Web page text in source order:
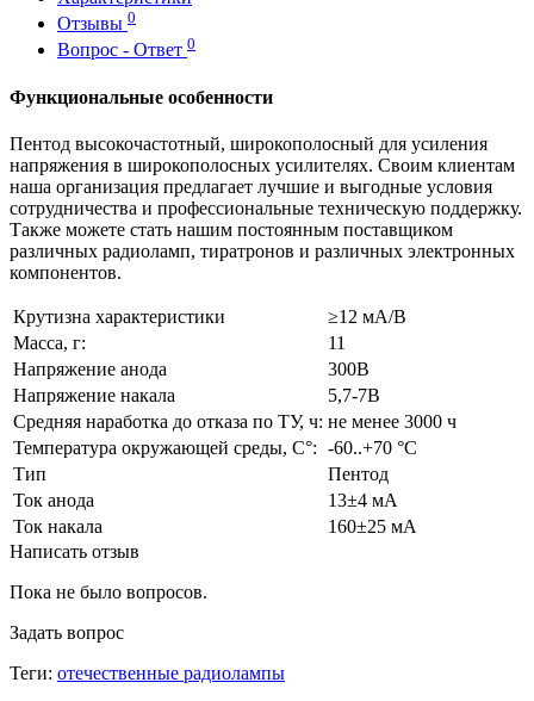
Отзывы 0
Вопрос - Ответ 0
Функциональные особенности
Пентод высокочастотный, широкополосный для усиления
напряжения в широкополосных усилителях. Своим клиентам
наша организация предлагает лучшие и выгодные условия
сотрудничества и профессиональные техническую поддержку.
Также можете стать нашим постоянным поставщиком
различных радиоламп, тиратронов и различных электронных
компонентов.
Крутизна характеристики
≥12 мА/В
Масса, г:
11
Напряжение анода
300В
Напряжение накала
5,7-7В
Средняя наработка до отказа по ТУ, ч: не менее 3000 ч
Температура окружающей среды, С°: -60..+70 °С
Тип
Пентод
Ток анода
13±4 мА
Ток накала
160±25 мА
Написать отзыв
Пока не было вопросов.
Задать вопрос
Теги: отечественные радиолампы